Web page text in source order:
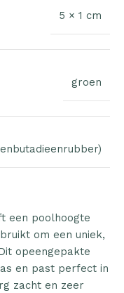
5 × 1 cm
groen
een poolhoogte
om een uniek,
opeengepakte
en past perfect in
zacht en zeer